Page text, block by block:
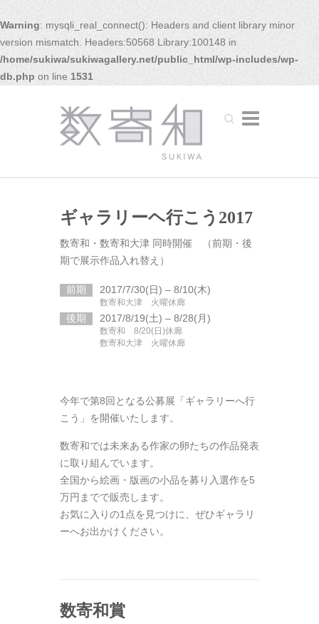
Warning: mysqli_real_connect(): Headers and client library minor
version mismatch. Headers:50568 Library:100148 in
/home/sukiwa/sukiwagallery.net/public_html/wp-includes/wp-
db.php on line 1531
Search
ギャラリーヘ行こう2017
数寄和・数寄和大津 同時開催 （前期・後
期で展示作品入れ替え）
前期 2017/7/30(日) – 8/10(木)
数寄和大津 火曜休廊
後期 2017/8/19(土) – 8/28(月)
数寄和 8/20(日)休廊
数寄和大津 火曜休廊
今年で第8回となる公募展「ギャラリーへ行
こう」を開催いたします。
数寄和では未来ある作家の卵たちの作品発表
に取り組んでいます。
全国から絵画・版画の小品を募り入選作を5
万円までで販売します。
お気に入りの1点を見つけに、ぜひギャラリ
ーへお出かけください。
数寄和賞